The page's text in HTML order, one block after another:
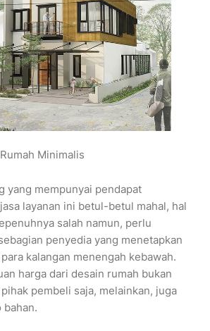
Minimalis
yang mempunyai pendapat
layanan ini betul-betul mahal, hal
salah namun, perlu
penyedia yang menetapkan
kalangan menengah kebawah.
harga dari desain rumah bukan
pembeli saja, melainkan, juga